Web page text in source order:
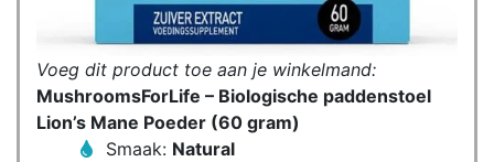
Voeg dit product toe aan je winkelmand:
MushroomsForLife – Biologische paddenstoel
Lion’s Mane Poeder (60 gram)
Smaak: Natural